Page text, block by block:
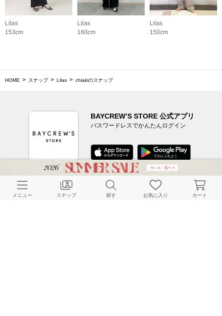
Lilas
153cm
Lilas
160cm
Lilas
150cm
HOME スナップ Lilas chiakiのスナップ
BAYCREW’S STORE 公式アプリ
パスワードレスでかんたんログイン
CUSTOMER SERVICE
メニュー スナップ 探す お気に入り カート